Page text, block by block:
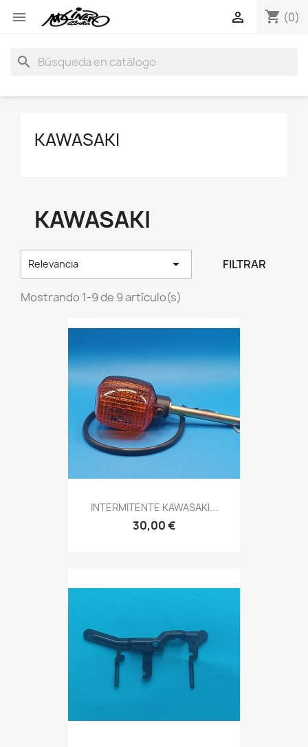
 shopping_cart (0)

search
KAWASAKI
KAWASAKI
Relevancia  FILTRAR
Mostrando 1-9 de 9 artículo(s)
INTERMITENTE KAWASAKI...
30,00 €